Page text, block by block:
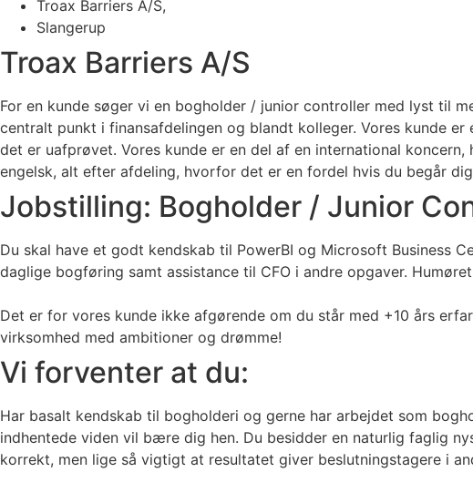
Troax Barriers A/S,
Slangerup
Troax Barriers A/S
For en kunde søger vi en bogholder / junior controller med lyst til
centralt punkt i finansafdelingen og blandt kolleger. Vores kunde
det er uafprøvet. Vores kunde er en del af en international
engelsk, alt efter afdeling, hvorfor det er en fordel hvis du begår
Jobstilling: Bogholder / Junior
Du skal have et godt kendskab til PowerBI og Microsoft
daglige bogføring samt assistance til CFO i andre opgaver.
Det er for vores kunde ikke afgørende om du står med +10 års
virksomhed med ambitioner og drømme!
Vi forventer at du:
Har basalt kendskab til bogholderi og gerne har arbejdet som
indhentede viden vil bære dig hen. Du besidder en naturlig faglig
korrekt, men lige så vigtigt at resultatet giver beslutningstagere i